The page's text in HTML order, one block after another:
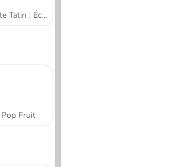
Tarte Tatin : École de cuisine de Sara
Pop Fruit